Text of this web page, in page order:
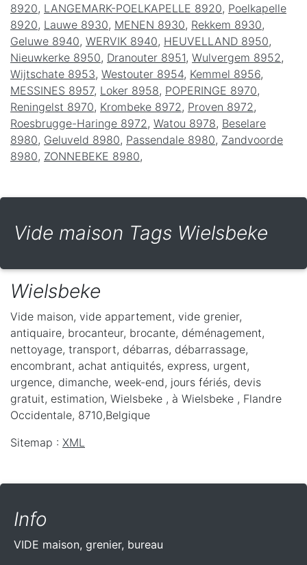
8920, LANGEMARK-POELKAPELLE 8920, Poelkapelle
8920, Lauwe 8930, MENEN 8930, Rekkem 8930,
Geluwe 8940, WERVIK 8940, HEUVELLAND 8950,
Nieuwkerke 8950, Dranouter 8951, Wulvergem 8952 ,
Wijtschate 8953, Westouter 8954, Kemmel 8956,
MESSINES 8957, Loker 8958, POPERINGE 8970,
Reningelst 8970, Krombeke 8972 , Proven 8972 ,
Roesbrugge-Haringe 8972 , Watou 8978, Beselare
8980, Geluveld 8980, Passendale 8980, Zandvoorde
8980, ZONNEBEKE 8980,
Vide maison Tags Wielsbeke
Wielsbeke
Vide maison, vide appartement, vide grenier,
antiquaire, brocanteur, brocante, déménagement,
nettoyage, transport, débarras, débarrassage,
encombrant, achat antiquités, express, urgent,
urgence, dimanche, week-end, jours fériés, devis
gratuit, estimation, Wielsbeke , à Wielsbeke , Flandre
Occidentale, 8710,Belgique
Sitemap : XML
Info
VIDE maison, grenier, bureau